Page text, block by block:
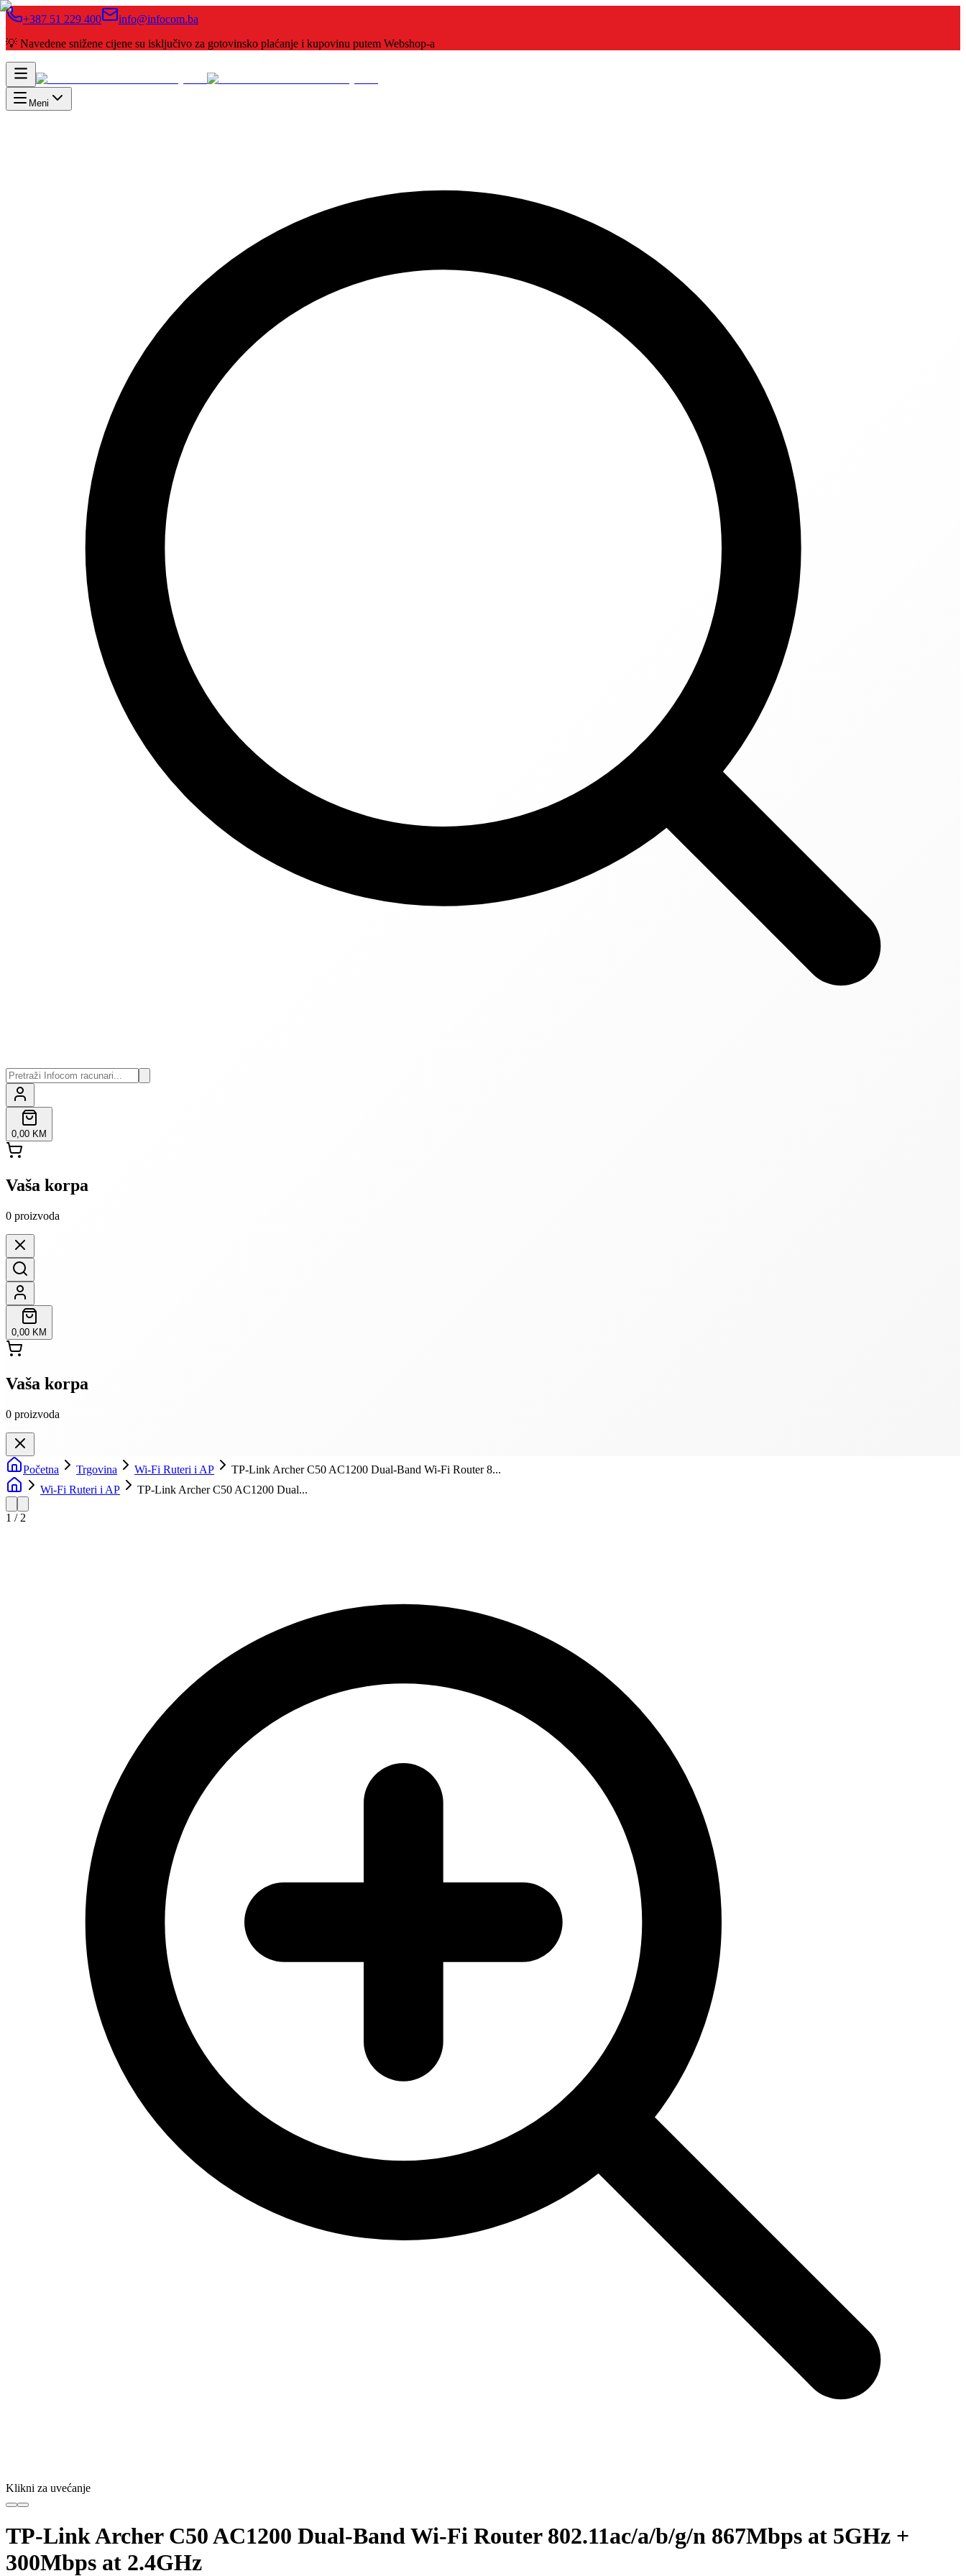
+387 51 229 400
info@infocom.ba
💡 Navedene snižene cijene su isključivo za gotovinsko plaćanje i kupovinu putem Webshop-a
Meni
0,00 KM
Vaša korpa
0 proizvoda
0,00 KM
Vaša korpa
0 proizvoda
Početna Trgovina Wi-Fi Ruteri i AP
TP-Link Archer C50 AC1200 Dual-Band Wi-Fi Router 8...
Wi-Fi Ruteri i AP
TP-Link Archer C50 AC1200 Dual...
1 / 2
Klikni za uvećanje
TP-Link Archer C50 AC1200 Dual-Band Wi-Fi Router 802.11ac/a/b/g/n 867Mbps at 5GHz +
300Mbps at 2.4GHz